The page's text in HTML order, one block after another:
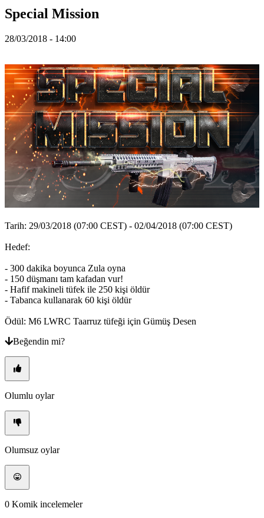
TH
UK
VI
Oyun
Oyun
Oynanış
Oyun
Etkinlikleri
Haberler
Medya
Oyuncu
Rehberi
Forumlar
Special Mission
28/03/2018 - 14:00
Tarih: 29/03/2018 (07:00 CEST) - 02/04/2018 (07:00 CEST)
Hedef:
- 300 dakika boyunca Zula oyna
- 150 düşmanı tam kafadan vur!
- Hafif makineli tüfek ile 250 kişi öldür
- Tabanca kullanarak 60 kişi öldür
Ödül: M6 LWRC Taarruz tüfeği için Gümüş Desen
Beğendin mi?
Olumlu oylar
Olumsuz oylar
0 Komik incelemeler